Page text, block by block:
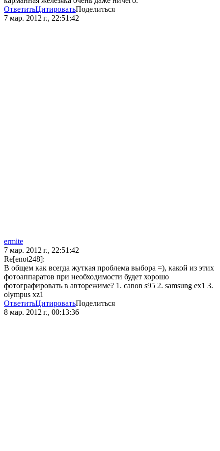
ОтветитьЦитироватьПоделиться
7 мар. 2012 г., 22:51:42
ermite
7 мар. 2012 г., 22:51:42
Re[enot248]:
В общем как всегда жуткая проблема выбора =), какой из этих
фотоаппаратов при необходимости будет хорошо
фотографировать в авторежиме? 1. canon s95 2. samsung ex1 3.
olympus xz1
ОтветитьЦитироватьПоделиться
8 мар. 2012 г., 00:13:36